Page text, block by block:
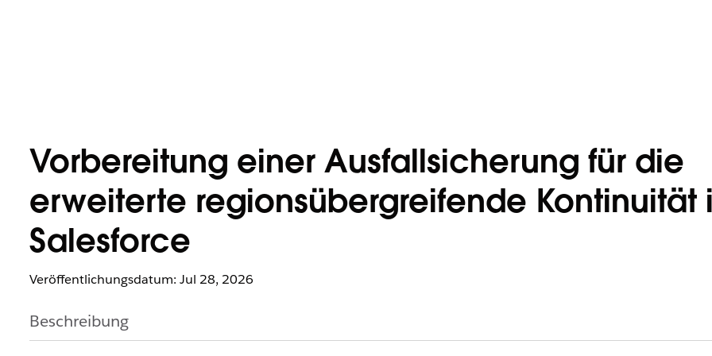
Vorbereitung einer Ausfallsicherung für die
erweiterte regionsübergreifende Kontinuität
Salesforce
Veröffentlichungsdatum: Jul 28, 2026
Beschreibung